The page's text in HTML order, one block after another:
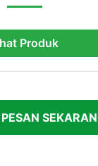
Produk
PESAN